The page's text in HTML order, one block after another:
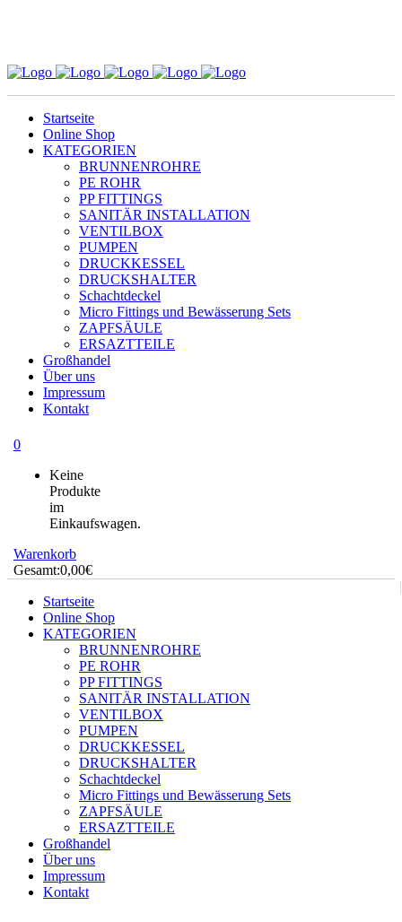
Startseite
Online Shop
KATEGORIEN
BRUNNENROHRE
PE ROHR
PP FITTINGS
SANITÄR INSTALLATION
VENTILBOX
PUMPEN
DRUCKKESSEL
DRUCKSHALTER
Schachtdeckel
Micro Fittings und Bewässerung Sets
ZAPFSÄULE
ERSAZTTEILE
Großhandel
Über uns
Impressum
Kontakt
0
Keine
Produkte
im
Einkaufswagen.
Warenkorb
Gesamt:0,00€
Startseite
Online Shop
KATEGORIEN
BRUNNENROHRE
PE ROHR
PP FITTINGS
SANITÄR INSTALLATION
VENTILBOX
PUMPEN
DRUCKKESSEL
DRUCKSHALTER
Schachtdeckel
Micro Fittings und Bewässerung Sets
ZAPFSÄULE
ERSAZTTEILE
Großhandel
Über uns
Impressum
Kontakt